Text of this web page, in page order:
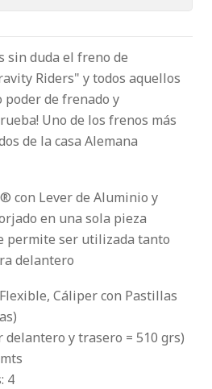
sin duda el freno de
Riders" y todos aquellos
poder de frenado y
Uno de los frenos más
de la casa Alemana
con Lever de Aluminio y
en una sola pieza
permite ser utilizada tanto
delantero
Cáliper con Pastillas
delantero y trasero = 510 grs)
4